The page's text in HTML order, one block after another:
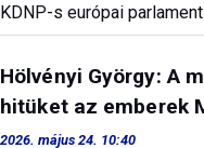
KDNP-s európai
Hölvényi György: A
hitüket az emberek
2026. május 24. 10:40